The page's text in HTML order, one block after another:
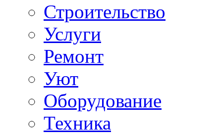
Строительство
Услуги
Ремонт
Уют
Оборудование
Техника